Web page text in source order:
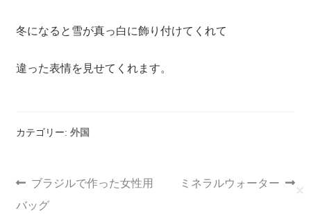
冬になると雪が真っ白に飾り付けてくれて
違った表情を見せてくれます。
カテゴリー: 外国
ブラジルで作った女性用
バッグ
ミネラルウォーター